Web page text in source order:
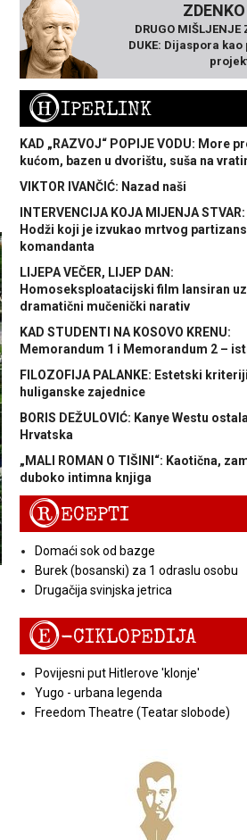
DRUGO MIŠLJENJE
DUKE: Dijaspora
HIPERLINK
KAD „RAZVOJ“ POPIJE VODU: More
kućom, bazen u dvorištu, suša na
VIKTOR IVANČIĆ: Nazad naši
INTERVENCIJA KOJA MIJENJA
Hodži koji je izvukao mrtvog
komandanta
LIJEPA VEČER, LIJEP DAN:
Homoseksploatacijski film lansiran uz
dramatični mučenički narativ
KAD STUDENTI NA KOSOVO KRENU:
Memorandum 1 i Memorandum 2 –
FILOZOFIJA PALANKE: Estetski kriteriji
huliganske zajednice
BORIS DEŽULOVIĆ: Kanye Westu
Hrvatska
„MALI ROMAN O TIŠINI“: Kaotična,
duboko intimna knjiga
RECEPTI
Domaći sok od bazge
Burek (bosanski) za 1 odraslu osobu
Drugačija svinjska jetrica
E-CIKLOPEDIJA
Povijesni put Hitlerove 'klonje'
Yugo - urbana legenda
Freedom Theatre (Teatar slobode)